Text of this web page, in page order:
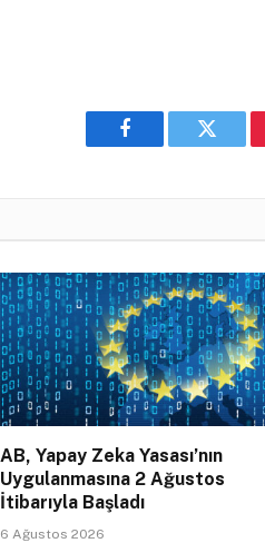
Facebook Twitter
AB, Yapay Zeka Yasası’nın
Uygulanmasına 2 Ağustos
İtibarıyla Başladı
6 Ağustos 2026